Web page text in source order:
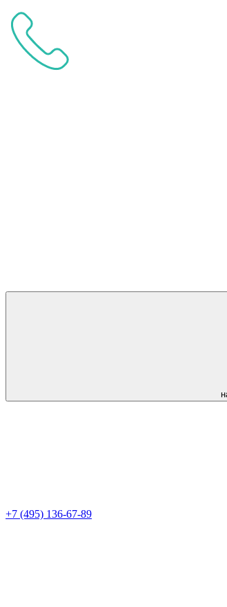
+7 (495) 136-67-89